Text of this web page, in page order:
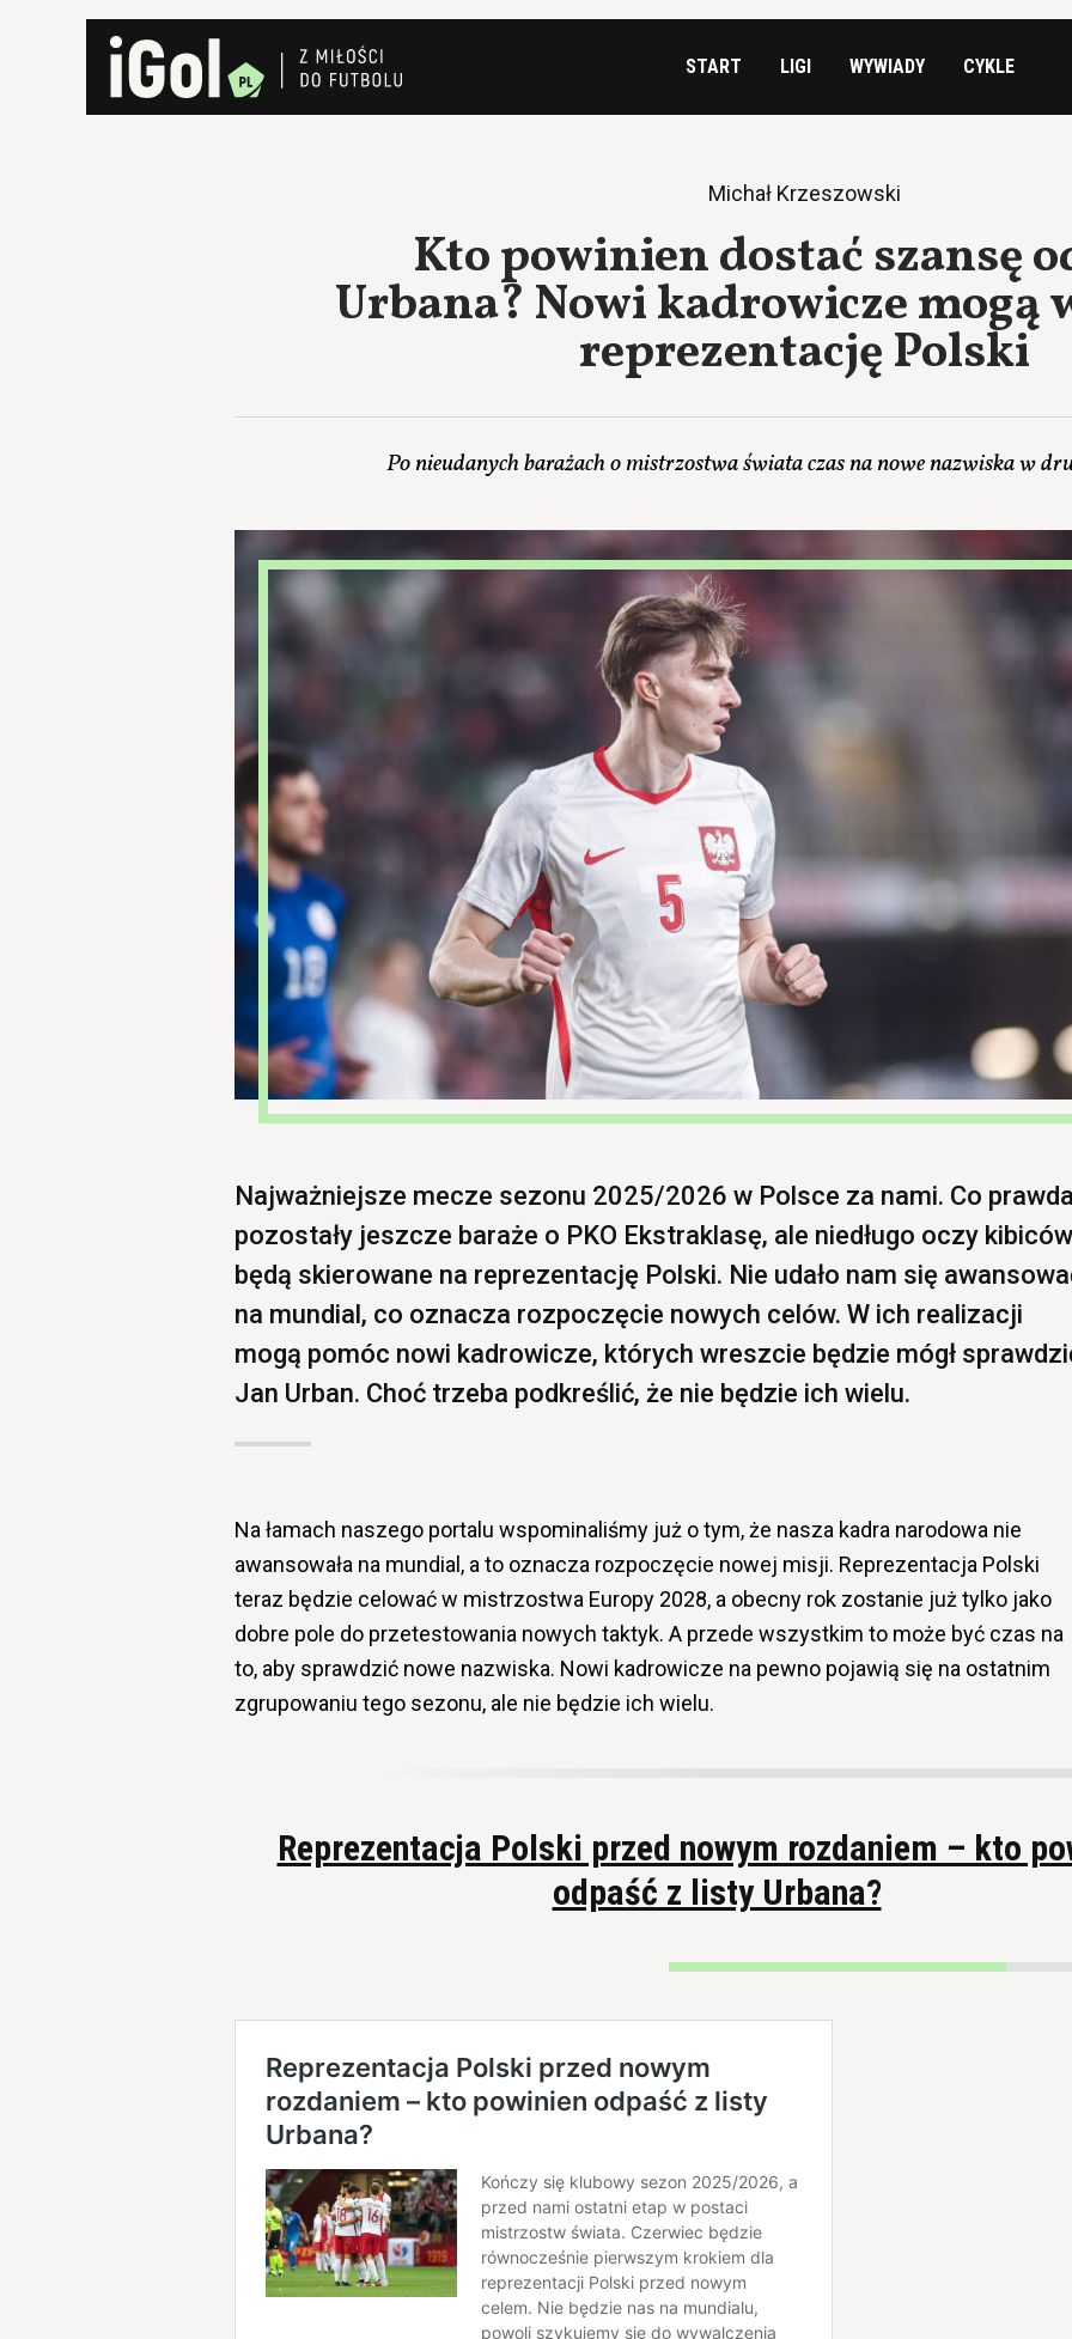
START LIGI WYWIADY CYKLE
Michał Krzeszowski
Kto powinien dostać szansę
Urbana? Nowi kadrowicze mogą
reprezentację Polski
Po nieudanych barażach o mistrzostwa świata czas na nowe nazwiska w
Najważniejsze mecze sezonu 2025/2026 w Polsce za nami. Co
pozostały jeszcze baraże o PKO Ekstraklasę, ale niedługo oczy kibiców
będą skierowane na reprezentację Polski. Nie udało nam się
na mundial, co oznacza rozpoczęcie nowych celów. W ich realizacji
mogą pomóc nowi kadrowicze, których wreszcie będzie mógł
Jan Urban. Choć trzeba podkreślić, że nie będzie ich wielu.
Na łamach naszego portalu wspominaliśmy już o tym, że nasza kadra narodowa nie
awansowała na mundial, a to oznacza rozpoczęcie nowej misji. Reprezentacja Polski
teraz będzie celować w mistrzostwa Europy 2028, a obecny rok zostanie już tylko jako
dobre pole do przetestowania nowych taktyk. A przede wszystkim to może być czas na
to, aby sprawdzić nowe nazwiska. Nowi kadrowicze na pewno pojawią się na ostatnim
zgrupowaniu tego sezonu, ale nie będzie ich wielu.
Reprezentacja Polski przed nowym rozdaniem – kto
odpaść z listy Urbana?